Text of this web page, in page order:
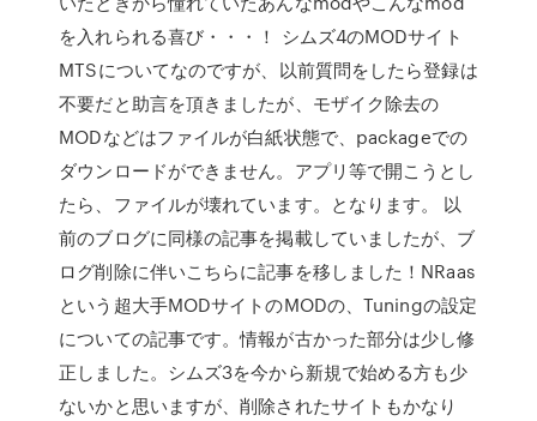
を入れられる喜び・・・！ シムズ4のMODサイト
MTSについてなのですが、以前質問をしたら登録は
不要だと助言を頂きましたが、モザイク除去の
MODなどはファイルが白紙状態で、packageでの
ダウンロードができません。アプリ等で開こうとし
たら、ファイルが壊れています。となります。 以
前のブログに同様の記事を掲載していましたが、ブ
ログ削除に伴いこちらに記事を移しました！NRaas
という超大手MODサイトのMODの、Tuningの設定
についての記事です。情報が古かった部分は少し修
正しました。シムズ3を今から新規で始める方も少
ないかと思いますが、削除されたサイトもかなり